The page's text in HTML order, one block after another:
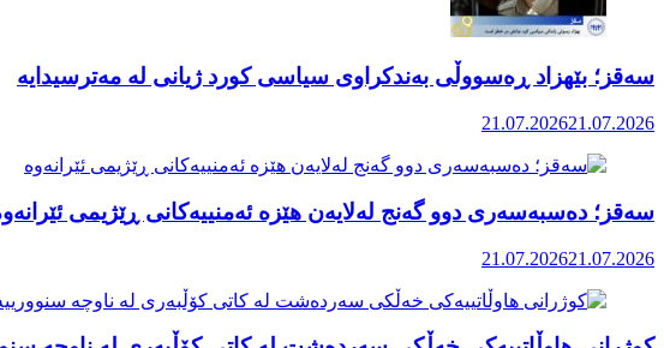
سەقز؛ بێهزاد ڕەسووڵی بەندکراوی سیاسی کورد ژیانی لە مەترسیدایە
21.07.202621.07.2026
سەقز؛ دەسبەسەری دوو گەنج لەلایەن هێزە ئەمنییەکانی ڕێژیمی
21.07.202621.07.2026